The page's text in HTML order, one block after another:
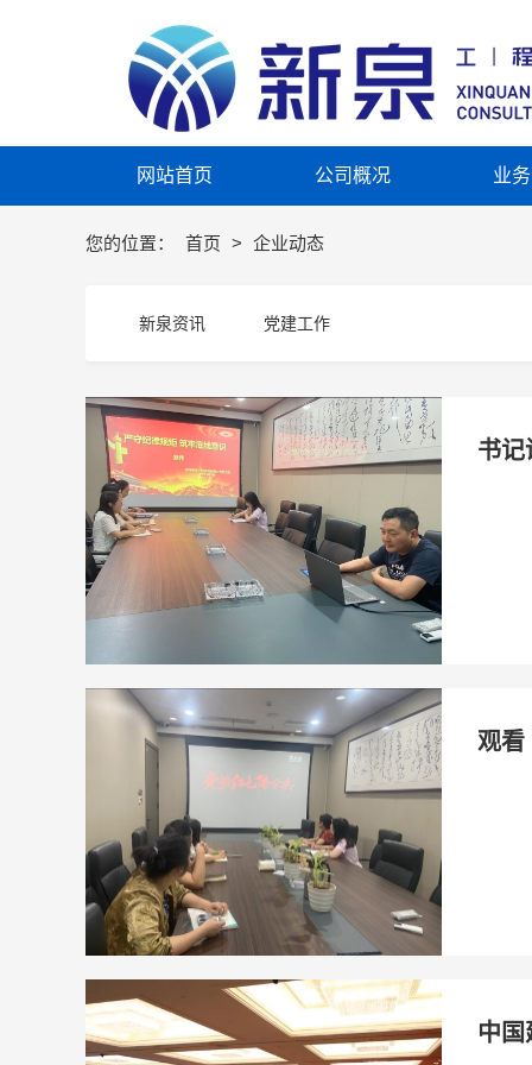
网站首页 公司概况 业
您的位置： 首页 > 企业动态
新泉资讯 党建工作
书记
观看
中